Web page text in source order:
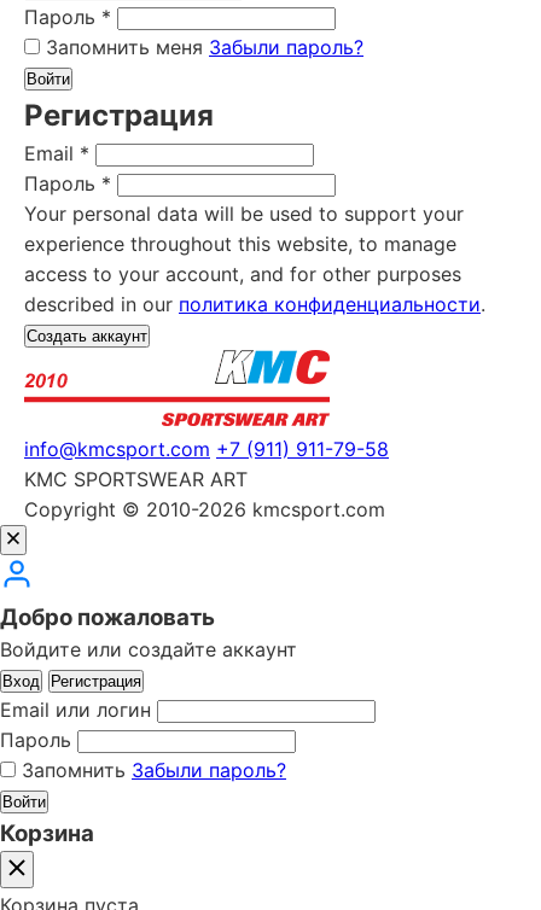
Пароль *
Запомнить меня Забыли пароль?
Войти
Регистрация
Email *
Пароль *
Your personal data will be used to support your
experience throughout this website, to manage
access to your account, and for other purposes
described in our политика конфиденциальности.
Создать аккаунт
info@kmcsport.com +7 (911) 911-79-58
KMC SPORTSWEAR ART
Copyright © 2010-2026 kmcsport.com
Добро пожаловать
Войдите или создайте аккаунт
Вход Регистрация
Email или логин
Пароль
Запомнить Забыли пароль?
Войти
Корзина
Корзина пуста